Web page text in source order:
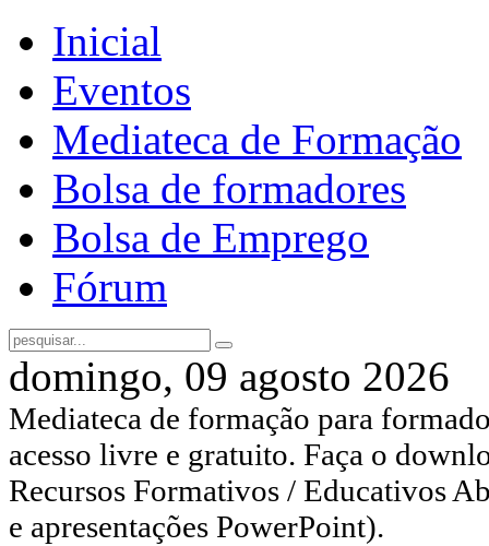
Inicial
Eventos
Mediateca de Formação
Bolsa de formadores
Bolsa de Emprego
Fórum
domingo, 09 agosto 2026
Mediateca de formação para
acesso livre e gratuito. Faça o
Recursos Formativos / Educativos
e apresentações PowerPoint).